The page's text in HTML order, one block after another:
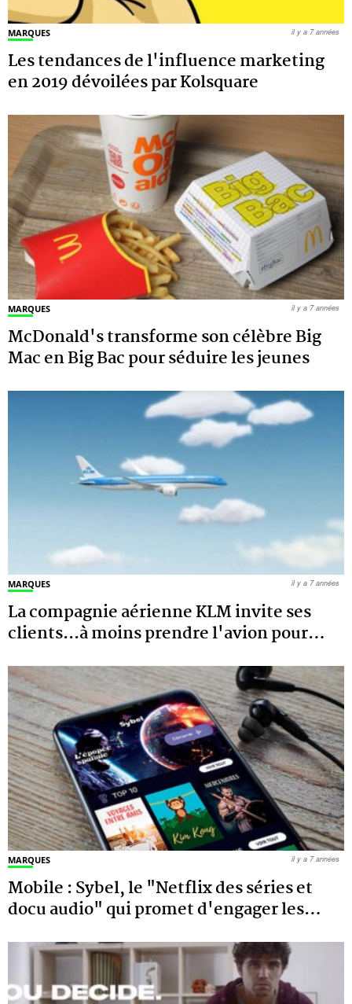
MARQUES
Les tendances de l'influence marketing
en 2019 dévoilées par Kolsquare
il y a 7 années
MARQUES
McDonald's transforme son célèbre Big
Mac en Big Bac pour séduire les jeunes
il y a 7 années
MARQUES
La compagnie aérienne KLM invite ses
clients...à moins prendre l'avion pour…
il y a 7 années
MARQUES
Mobile : Sybel, le "Netflix des séries et
docu audio" qui promet d'engager les…
il y a 7 années